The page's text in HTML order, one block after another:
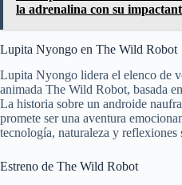
la adrenalina con su
Lupita Nyongo en The Wild Robot
Lupita Nyongo lidera el elenco de
animada The Wild Robot, basada
La historia sobre un androide
promete ser una aventura
tecnología, naturaleza y reflexiones
Estreno de The Wild Robot